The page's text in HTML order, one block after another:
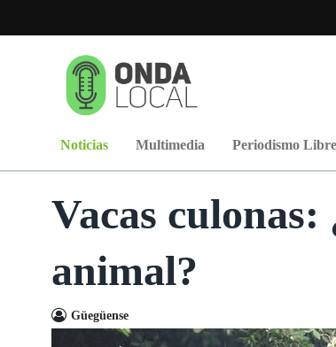
Noticias Multimedia Periodismo Libre
Vacas
animal?
Güegüense